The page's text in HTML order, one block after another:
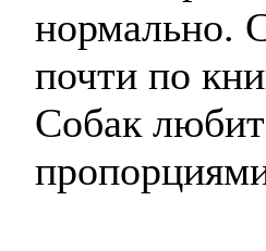
нормально.
почти по
Собак